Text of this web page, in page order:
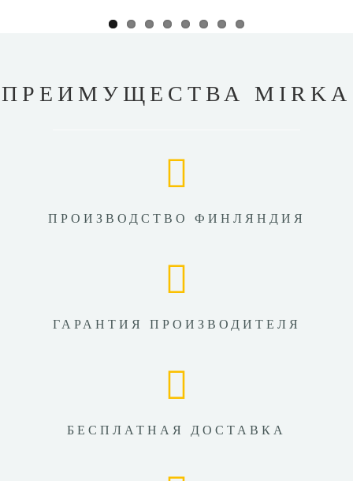
ПРЕИМУЩЕСТВА MIRKA
ПРОИЗВОДСТВО ФИНЛЯНДИЯ
ГАРАНТИЯ ПРОИЗВОДИТЕЛЯ
БЕСПЛАТНАЯ ДОСТАВКА